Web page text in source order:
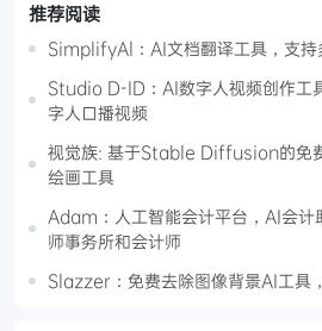
推荐阅读
SimplifyAl：AI文档翻译工具，支持
Studio D-ID：AI数字人视频创作工
字人口播视频
视觉族: 基于Stable Diffusion的免
绘画工具
Adam：人工智能会计平台，AI会计
师事务所和会计师
Slazzer：免费去除图像背景AI工具